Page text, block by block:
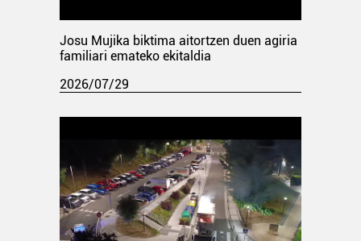
Josu Mujika biktima aitortzen duen agiria
familiari emateko ekitaldia
2026/07/29